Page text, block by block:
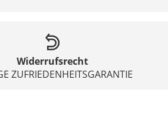
Widerrufsrecht
ZUFRIEDENHEITSGARANTIE